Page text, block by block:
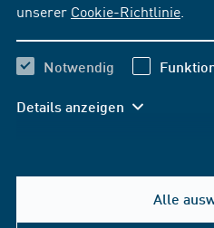
unserer Cookie-Richtlinie
Notwendig
Details anzeigen
Alle